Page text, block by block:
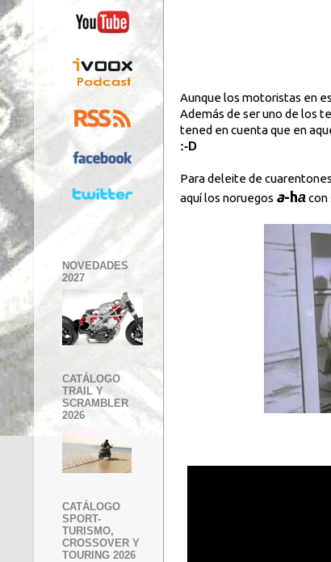
Aunque los motoristas en
Además de ser uno de los
tened en cuenta que en
:-D
Para deleite de
aquí los noruegos a-hacon
NOVEDADES
2027
CATÁLOGO
TRAIL Y
SCRAMBLER
2026
CATÁLOGO
SPORT-
TURISMO,
CROSSOVER Y
TOURING 2026